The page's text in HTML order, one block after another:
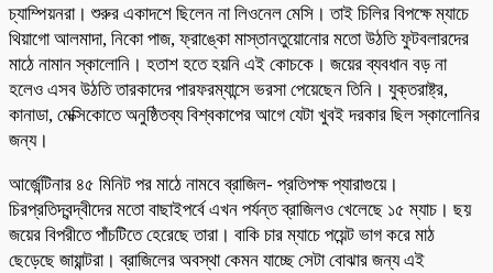
চ্যাম্পিয়নরা। শুরুর একাদশে ছিলেন না লিওনেল মেসি। তাই চিলির বিপক্ষে ম্যাচে
থিয়াগো আলমাদা, নিকো পাজ, ফ্রাঙ্কো মাস্তানতুয়োনোর মতো উঠতি ফুটবলারদের
মাঠে নামান স্কালোনি। হতাশ হতে হয়নি এই কোচকে। জয়ের ব্যবধান বড় না
হলেও এসব উঠতি তারকাদের পারফরম্যান্সে ভরসা পেয়েছেন তিনি। যুক্তরাষ্ট্র,
কানাডা, মেক্সিকোতে অনুষ্ঠিতব্য বিশ্বকাপের আগে যেটা খুবই দরকার ছিল স্কালোনির
জন্য।
আর্জেন্টিনার ৪৫ মিনিট পর মাঠে নামবে ব্রাজিল- প্রতিপক্ষ প্যারাগুয়ে।
চিরপ্রতিদ্বন্দ্বীদের মতো বাছাইপর্বে এখন পর্যন্ত ব্রাজিলও খেলেছে ১৫ ম্যাচ। ছয়
জয়ের বিপরীতে পাঁচটিতে হেরেছে তারা। বাকি চার ম্যাচে পয়েন্ট ভাগ করে মাঠ
ছেড়েছে জায়ান্টরা। ব্রাজিলের অবস্থা কেমন যাচ্ছে সেটা বোঝার জন্য এই